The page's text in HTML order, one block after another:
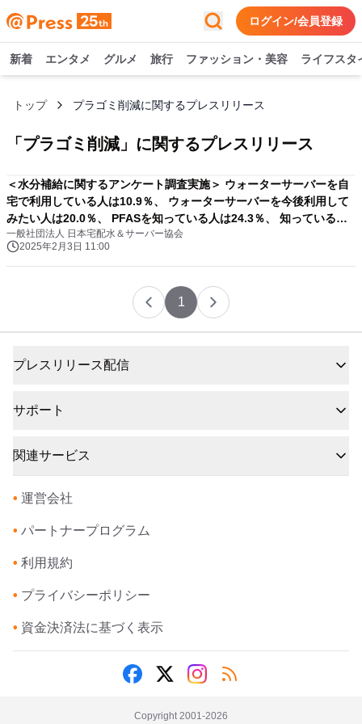
ログイン/会員登録
新着 エンタメ グルメ 旅行 ファッション・美容 ライフスタ
トップ プラゴミ削減に関するプレスリリース
「 プラゴミ削減 」に関するプレスリリース
＜水分補給に関するアンケート調査実施＞ ウォーターサーバーを自
宅で利用している人は10.9％、 ウォーターサーバーを今後利用して
みたい人は20.0％、 PFASを知っている人は24.3％、 知っている人
のうち飲料水の対策している人は51.4％
一般社団法人 日本宅配水＆サーバー協会
2025年2月3日 11:00
1
プレスリリース配信
サポート
関連サービス
• 運営会社
• パートナープログラム
• 利用規約
• プライバシーポリシー
• 資金決済法に基づく表示
Copyright 2001-2026